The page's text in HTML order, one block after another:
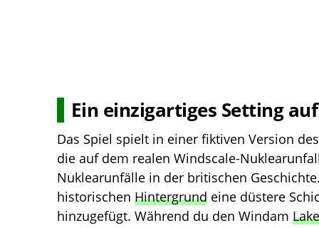
Ein einzigartiges Setting
Das Spiel spielt in einer fiktiven Version
die auf dem realen Windscale-
Nuklearunfälle in der britischen
historischen Hintergrund eine düstere
hinzugefügt. Während du den Windam Lake